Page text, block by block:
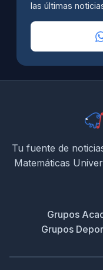
las últimas
Tu fuente de
Matemáticas
Grupos
Grupos